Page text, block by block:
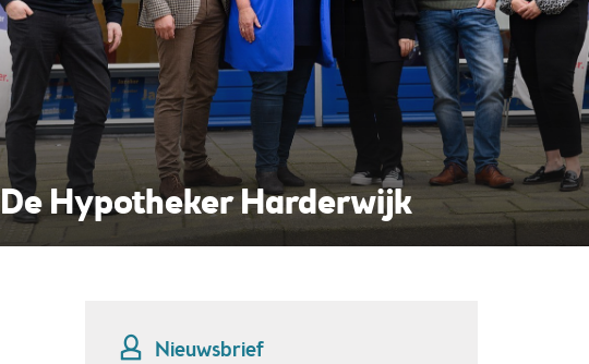
Fotostudio Merjenburgh
Harderwijk
Nieuwsbrief